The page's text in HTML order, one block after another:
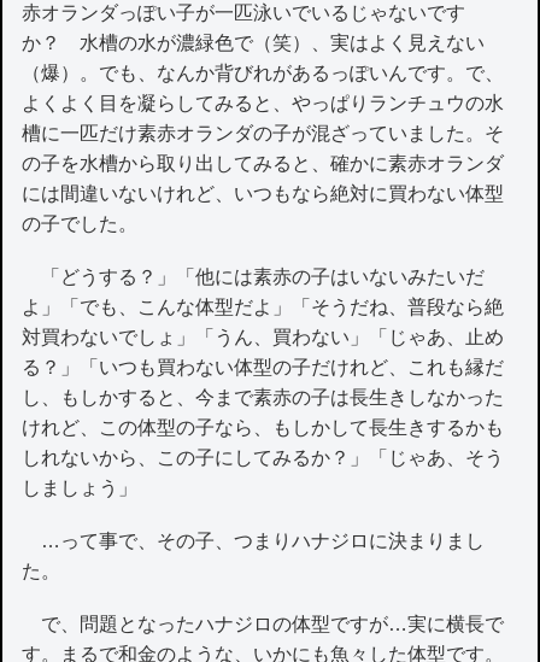
赤オランダっぽい子が一匹泳いでいるじゃないです
か？ 水槽の水が濃緑色で（笑）、実はよく見えない
（爆）。でも、なんか背びれがあるっぽいんです。で、
よくよく目を凝らしてみると、やっぱりランチュウの水
槽に一匹だけ素赤オランダの子が混ざっていました。そ
の子を水槽から取り出してみると、確かに素赤オランダ
には間違いないけれど、いつもなら絶対に買わない体型
の子でした。
「どうする？」「他には素赤の子はいないみたいだ
よ」「でも、こんな体型だよ」「そうだね、普段なら絶
対買わないでしょ」「うん、買わない」「じゃあ、止め
る？」「いつも買わない体型の子だけれど、これも縁だ
し、もしかすると、今まで素赤の子は長生きしなかった
けれど、この体型の子なら、もしかして長生きするかも
しれないから、この子にしてみるか？」「じゃあ、そう
しましょう」
…って事で、その子、つまりハナジロに決まりまし
た。
で、問題となったハナジロの体型ですが…実に横長で
す。まるで和金のような、いかにも魚々した体型です。